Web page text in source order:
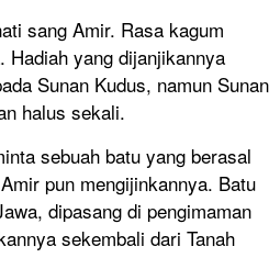
sang Amir. Rasa kagum
Hadiah yang dijanjikannya
Sunan Kudus, namun Sunan
halus sekali.
sebuah batu yang berasal
pun mengijinkannya. Batu
dipasang di pengimaman
sekembali dari Tanah